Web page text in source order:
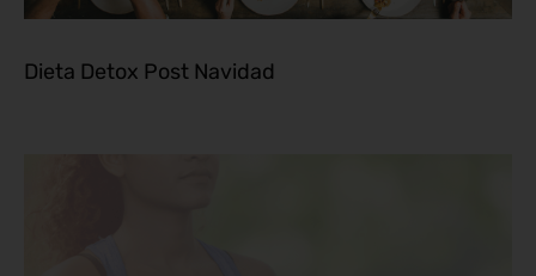
Dieta Detox Post Navidad